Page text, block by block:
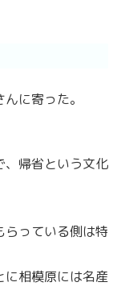
に寄った。
、帰省という文化
らっている側は特
に相模原には名産